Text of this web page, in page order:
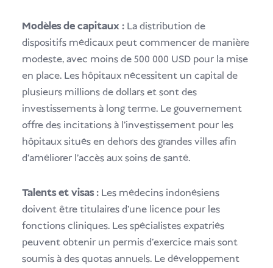
Modèles de capitaux : La distribution de
dispositifs médicaux peut commencer de manière
modeste, avec moins de 500 000 USD pour la mise
en place. Les hôpitaux nécessitent un capital de
plusieurs millions de dollars et sont des
investissements à long terme. Le gouvernement
offre des incitations à l'investissement pour les
hôpitaux situés en dehors des grandes villes afin
d'améliorer l'accès aux soins de santé.
Talents et visas : Les médecins indonésiens
doivent être titulaires d'une licence pour les
fonctions cliniques. Les spécialistes expatriés
peuvent obtenir un permis d'exercice mais sont
soumis à des quotas annuels. Le développement